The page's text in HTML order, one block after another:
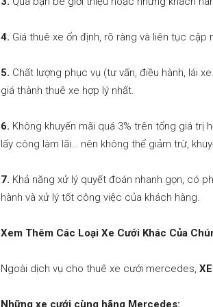
4. Giá thuê xe ổn định, rõ ràng và liên tục
5. Chất lượng phục vụ (tư vấn, điều hành, lái
giá thành thuê xe hợp lý nhất.
6. Không khuyến mãi quá 3% trên tổng giá trị
lấy công làm lãi… nên không thể giảm trừ,
7. Khả năng xử lý quyết đoán nhanh gọn, có
hành và xử lý tốt công việc của khách hàng.
Xem Thêm Các Loại Xe Cưới Khác Của
Ngoài dịch vụ cho thuê xe cưới mercedes,
Những xe cưới cùng hãng Mercedes: